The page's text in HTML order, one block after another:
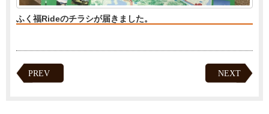
ふく福Rideのチラシが届きました。
PREV NEXT